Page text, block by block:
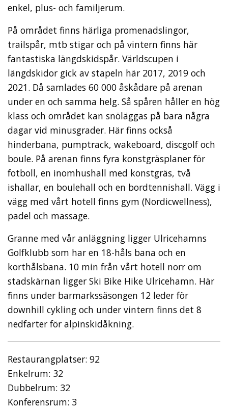
enkel, plus- och familjerum.
På området finns härliga promenadslingor,
trailspår, mtb stigar och på vintern finns här
fantastiska längdskidspår. Världscupen i
längdskidor gick av stapeln här 2017, 2019 och
2021. Då samlades 60 000 åskådare på arenan
under en och samma helg. Så spåren håller en hög
klass och området kan snöläggas på bara några
dagar vid minusgrader. Här finns också
hinderbana, pumptrack, wakeboard, discgolf och
boule. På arenan finns fyra konstgräsplaner för
fotboll, en inomhushall med konstgräs, två
ishallar, en boulehall och en bordtennishall. Vägg i
vägg med vårt hotell finns gym (Nordicwellness),
padel och massage.
Granne med vår anläggning ligger Ulricehamns
Golfklubb som har en 18-håls bana och en
korthålsbana. 10 min från vårt hotell norr om
stadskärnan ligger Ski Bike Hike Ulricehamn. Här
finns under barmarkssäsongen 12 leder för
downhill cykling och under vintern finns det 8
nedfarter för alpinskidåkning.
Restaurangplatser: 92
Enkelrum: 32
Dubbelrum: 32
Konferensrum: 3